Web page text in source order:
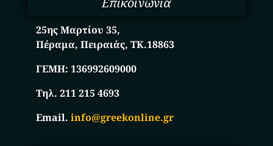
25ης Μαρτίου 35,
Πέραμα, Πειραιάς, ΤΚ.18863
ΓΕΜΗ:136992609000
Τηλ. 211 215 4693
Email.info@greekonline.gr